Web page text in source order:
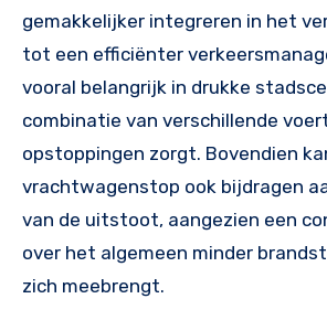
gemakkelijker integreren in het
tot een efficiënter
vooral belangrijk in drukke
combinatie van verschillende
opstoppingen zorgt. Bovendien
vrachtwagenstop ook bijdragen
van de uitstoot, aangezien een
over het algemeen minder
zich meebrengt.